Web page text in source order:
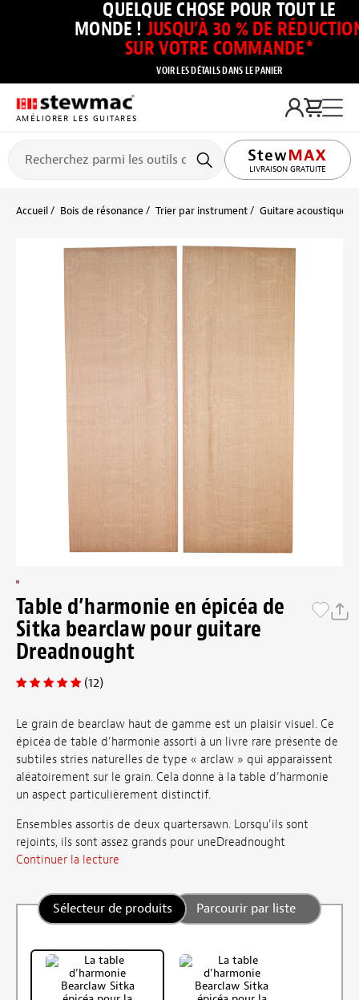
QUELQUE CHOSE POUR TOUT LE
MONDE ! JUSQU’À 30 % DE
SUR VOTRE COMMANDE*
VOIR LES DÉTAILS DANS LE PANIER
AMÉLIORER LES GUITARES
LIVRAISON GRATUITE
Accueil Bois de résonance Trier par instrument Guitare acoustique
Table d’harmonie en épicéa de
Sitka bearclaw pour guitare
Dreadnought
(12)
Le grain de bearclaw haut de gamme est un plaisir visuel. Ce
épicéa de table d’harmonie assorti à un livre rare présente de
subtiles stries naturelles de type « arclaw » qui apparaissent
aléatoirement sur le grain. Cela donne à la table d’harmonie
un aspect particulièrement distinctif.
Ensembles assortis de deux quartersawn. Lorsqu'ils sont
rejoints, ils sont assez grands pour uneDreadnought
Continuer la lecture
Sélecteur de produits Parcourir par liste